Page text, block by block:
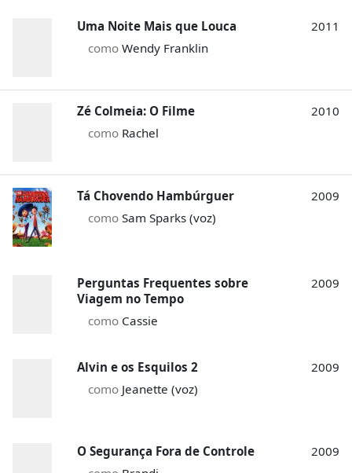
Uma Noite Mais que Louca
como Wendy Franklin
2011
Zé Colmeia: O Filme
como Rachel
2010
Tá Chovendo Hambúrguer
como Sam Sparks (voz)
2009
Perguntas Frequentes sobre
Viagem no Tempo
como Cassie
2009
Alvin e os Esquilos 2
como Jeanette (voz)
2009
O Segurança Fora de Controle
2009